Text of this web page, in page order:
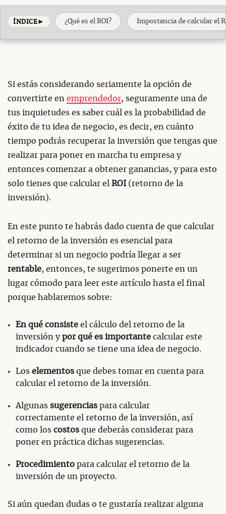
ÍNDICE► ¿Qué es el ROI? Importancia de calcular el
Si estás considerando seriamente la opción de
convertirte en emprendedor, seguramente una de
tus inquietudes es saber cuál es la probabilidad de
éxito de tu idea de negocio, es decir, en cuánto
tiempo podrás recuperar la inversión que tengas que
realizar para poner en marcha tu empresa y
entonces comenzar a obtener ganancias, y para esto
solo tienes que calcular el ROI(retorno de la
inversión).
En este punto te habrás dado cuenta de que calcular
el retorno de la inversión es esencial para
determinar si un negocio podría llegar a ser
rentable, entonces, te sugerimos ponerte en un
lugar cómodo para leer este artículo hasta el final
porque hablaremos sobre:
En qué consiste el cálculo del retorno de la
inversión ypor qué es importante calcular este
indicador cuando se tiene una idea de negocio.
Los elementos que debes tomar en cuenta para
calcular el retorno de la inversión.
Algunas sugerencias para calcular
correctamente el retorno de la inversión, así
como los costos que deberás considerar para
poner en práctica dichas sugerencias.
Procedimiento para calcular el retorno de la
inversión de un proyecto.
Si aún quedan dudas o te gustaría realizar alguna